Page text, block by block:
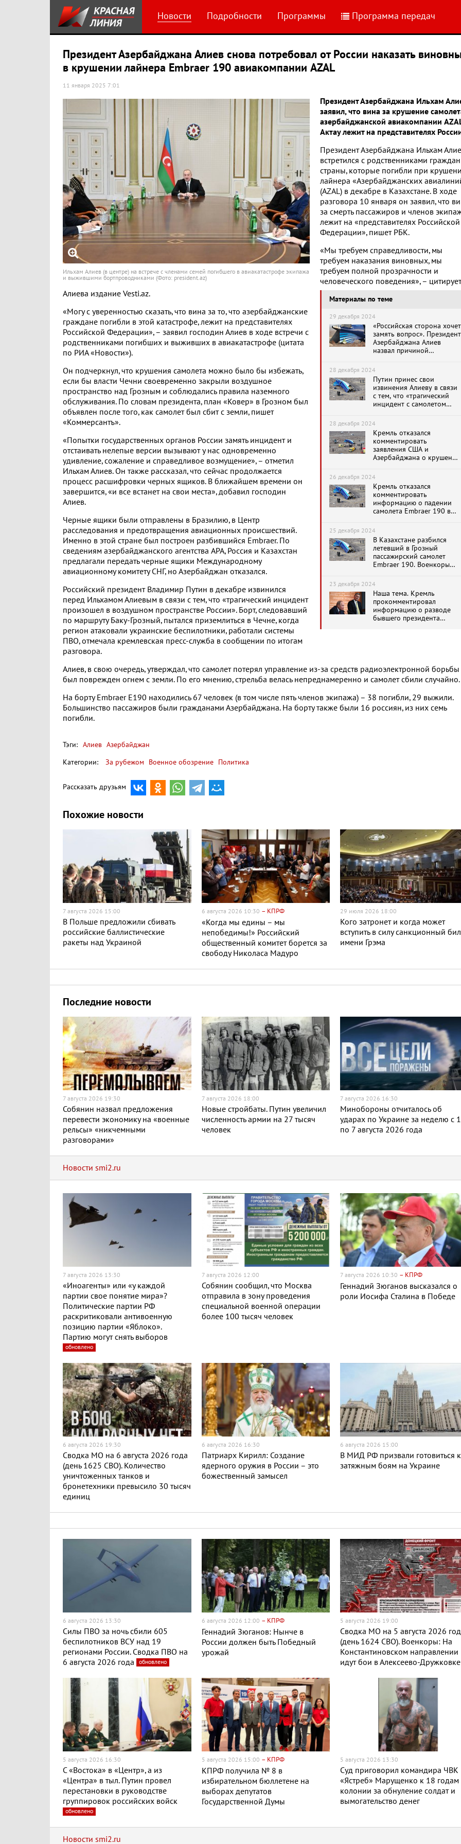
Новости Подробности Программы Программа передач
Президент Азербайджана Алиев снова потребовал от России наказать
в крушении лайнера Embraer 190 авиакомпании AZAL
11 января 2025 7:01
Ильхам Алиев (в центре) на встрече с членами семей погибшего в авиакатастрофе экипажа
и выжившими бортпроводниками (Фото: president.az)
Президент Азербайджана Ильхам
заявил, что вина за крушение
азербайджанской авиакомпании
Актау лежит на представителях
Материалы по теме
29 декабря 2024
«Российская сторона хочет
замять вопрос». Президент
Азербайджана Алиев
назвал причиной
Embraer 190 в Казахстане
обстрел в Грозном
28 декабря 2024
Путин принес свои
извинения Алиеву в связи
с тем, что «трагический
инцидент с самолетом
воздушном пространстве
России»
28 декабря 2024
Кремль отказался
комментировать
заявления США и
Азербайджана о крушения
Казахстане из-за
воздействия ПВО над
Грозным
26 декабря 2024
Кремль отказался
комментировать
информацию о падении
самолета Embraer 190 в
«обстрела»
25 декабря 2024
В Казахстане разбился
летевший в Грозный
пассажирский самолет
Embraer 190. Военкоры
взрыв
23 декабря 2024
Наша тема. Кремль
прокомментировал
информацию о разводе
бывшего президента
Президент Азербайджана Ильхам
встретился с родственниками граждан
страны, которые погибли при
лайнера «Азербайджанских
(AZAL) в декабре в Казахстане. В ходе
разговора 10 января он заявил, что
за смерть пассажиров и членов
лежит на «представителях Российской
Федерации», пишет РБК.
«Мы требуем справедливости, мы
требуем наказания виновных, мы
требуем полной прозрачности и
человеческого поведения», – цитирует
Алиева издание Vesti.az.
«Могу с уверенностью сказать, что вина за то, что азербайджанские
граждане погибли в этой катастрофе, лежит на представителях
Российской Федерации», – заявил господин Алиев в ходе встречи с
родственниками погибших и выживших в авиакатастрофе (цитата
по РИА «Новости»).
Он подчеркнул, что крушения самолета можно было бы избежать,
если бы власти Чечни своевременно закрыли воздушное
пространство над Грозным и соблюдались правила наземного
обслуживания. По словам президента, план «Ковер» в Грозном был
объявлен после того, как самолет был сбит с земли, пишет
«Коммерсантъ».
«Попытки государственных органов России замять инцидент и
отстаивать нелепые версии вызывают у нас одновременно
удивление, сожаление и справедливое возмущение», – отметил
Ильхам Алиев. Он также рассказал, что сейчас продолжается
процесс расшифровки черных ящиков. В ближайшем времени он
завершится, «и все встанет на свои места», добавил господин
Алиев.
Черные ящики были отправлены в Бразилию, в Центр
расследования и предотвращения авиационных происшествий.
Именно в этой стране был построен разбившийся Embraer. По
сведениям азербайджанского агентства APA, Россия и Казахстан
предлагали передать черные ящики Международному
авиационному комитету СНГ, но Азербайджан отказался.
Российский президент Владимир Путин в декабре извинился
перед Ильхамом Алиевым в связи с тем, что «трагический инцидент
произошел в воздушном пространстве России». Борт, следовавший
по маршруту Баку-Грозный, пытался приземлиться в Чечне, когда
регион атаковали украинские беспилотники, работали системы
ПВО, отмечала кремлевская пресс-служба в сообщении по итогам
разговора.
Алиев, в свою очередь, утверждал, что самолет потерял управление из-за средств радиоэлектронной
был поврежден огнем с земли. По его мнению, стрельба велась непреднамеренно и самолет сбили случайно.
На борту Embraer E190 находились 67 человек (в том числе пять членов экипажа) – 38 погибли, 29 выжили.
Большинство пассажиров были гражданами Азербайджана. На борту также были 16 россиян, из них семь
погибли.
Тэги: Алиев Азербайджан
Категории:
За рубежом Военное обозрение Политика
Рассказать друзьям
Похожие новости
7 августа 2026 15:00
В Польше предложили сбивать
российские баллистические
ракеты над Украиной
6 августа 2026 10:30 – КПРФ
«Когда мы едины – мы
непобедимы!» Российский
общественный комитет борется за
свободу Николаса Мадуро
29 июля 2026 18:00
Кого затронет и когда может
вступить в силу санкционный
имени Грэма
Последние новости
7 августа 2026 19:30
Собянин назвал предложения
перевести экономику на «военные
рельсы» «никчемными
разговорами»
7 августа 2026 18:00
Новые стройбаты. Путин увеличил
численность армии на 27 тысяч
человек
7 августа 2026 16:30
Минобороны отчиталось об
ударах по Украине за неделю с 1
по 7 августа 2026 года
Новости smi2.ru
7 августа 2026 13:30
«Иноагенты» или «у каждой
партии свое понятие мира»?
Политические партии РФ
раскритиковали антивоенную
позицию партии «Яблоко».
Партию могут снять выборов
обновлено
7 августа 2026 12:00
Собянин сообщил, что Москва
отправила в зону проведения
специальной военной операции
более 100 тысяч человек
7 августа 2026 10:30 – КПРФ
Геннадий Зюганов высказался о
роли Иосифа Сталина в Победе
6 августа 2026 19:30
Сводка МО на 6 августа 2026 года
(день 1625 СВО). Количество
уничтоженных танков и
бронетехники превысило 30 тысяч
единиц
6 августа 2026 16:30
Патриарх Кирилл: Создание
ядерного оружия в России – это
божественный замысел
6 августа 2026 15:00
В МИД РФ призвали готовиться к
затяжным боям на Украине
6 августа 2026 13:30
Силы ПВО за ночь сбили 605
беспилотников ВСУ над 19
регионами России. Сводка ПВО на
6 августа 2026 года
обновлено
6 августа 2026 12:00 – КПРФ
Геннадий Зюганов: Нынче в
России должен быть Победный
урожай
5 августа 2026 19:00
Сводка МО на 5 августа 2026
(день 1624 СВО). Военкоры: На
Константиновском направлении
идут бои в Алексеево-Дружковке
5 августа 2026 16:30
С «Востока» в «Центр», а из
«Центра» в тыл. Путин провел
перестановки в руководстве
группировок российских войск
обновлено
5 августа 2026 15:00 – КПРФ
КПРФ получила № 8 в
избирательном бюллетене на
выборах депутатов
Государственной Думы
5 августа 2026 13:30
Суд приговорил командира ЧВК
«Ястреб» Марущенко к 18 годам
колонии за обнуление солдат и
вымогательство денег
Новости smi2.ru